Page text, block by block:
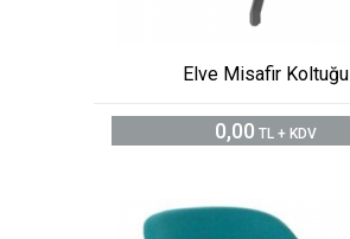
Elve Misafir Koltuğu
0,00 TL + KDV